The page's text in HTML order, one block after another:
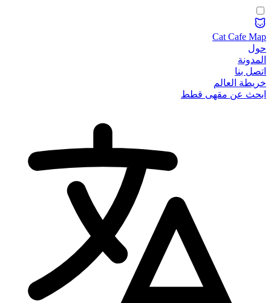
Cat Cafe Map
حول
المدونة
اتصل بنا
خريطة العالم
ابحث عن مقهى قطط